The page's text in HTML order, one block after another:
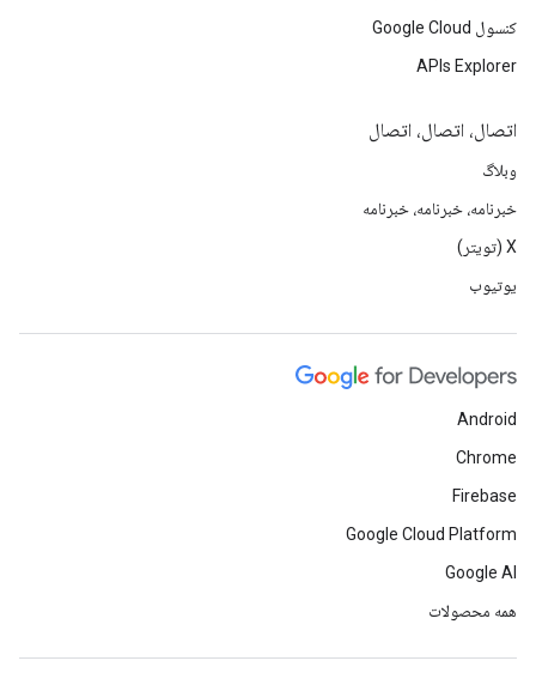
کنسول Google Cloud
APIs Explorer
اتصال، اتصال، اتصال
وبلاگ
خبرنامه، خبرنامه، خبرنامه
X (تویتر)
یوتیوب
Android
Chrome
Firebase
Google Cloud Platform
Google AI
همه محصولات